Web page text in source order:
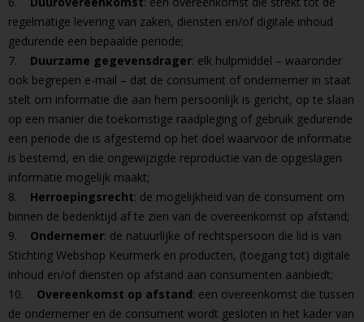
regelmatige levering van zaken, diensten en/of digitale inhoud
gedurende een bepaalde periode;
7. Duurzame gegevensdrager: elk hulpmiddel – waaronder
ook begrepen e-mail – dat de consument of ondernemer in staat
stelt om informatie die aan hem persoonlijk is gericht, op te slaan
op een manier die toekomstige raadpleging of gebruik gedurende
een periode die is afgestemd op het doel waarvoor de informatie
is bestemd, en die ongewijzigde reproductie van de opgeslagen
informatie mogelijk maakt;
8. Herroepingsrecht: de mogelijkheid van de consument om
binnen de bedenktijd af te zien van de overeenkomst op afstand;
9. Ondernemer: de natuurlijke of rechtspersoon die lid is van
Stichting Webshop Keurmerk en producten, (toegang tot) digitale
inhoud en/of diensten op afstand aan consumenten aanbiedt;
10. Overeenkomst op afstand: een overeenkomst die tussen
de ondernemer en de consument wordt gesloten in het kader van